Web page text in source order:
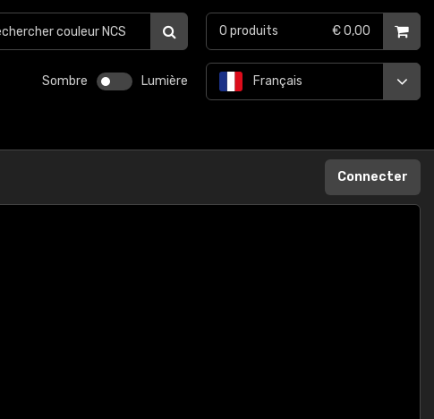
Sombre Lumière Français
0 produits € 0,00
Connecter